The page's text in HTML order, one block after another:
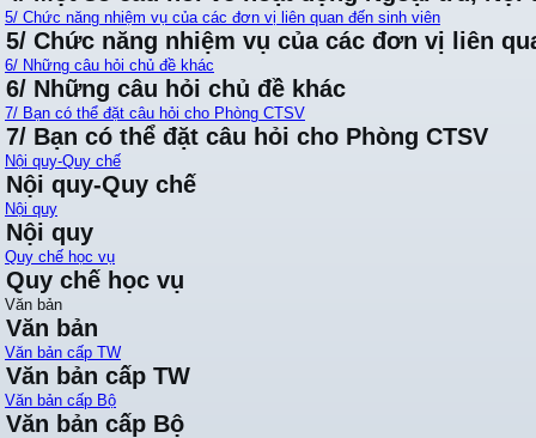
5/ Chức năng nhiệm vụ của các đơn vị liên quan đến sinh viên
5/ Chức năng nhiệm vụ của các đơn vị liên
6/ Những câu hỏi chủ đề khác
6/ Những câu hỏi chủ đề khác
7/ Bạn có thể đặt câu hỏi cho Phòng CTSV
7/ Bạn có thể đặt câu hỏi cho Phòng CTSV
Nội quy-Quy chế
Nội quy-Quy chế
Nội quy
Nội quy
Quy chế học vụ
Quy chế học vụ
Văn bản
Văn bản
Văn bản cấp TW
Văn bản cấp TW
Văn bản cấp Bộ
Văn bản cấp Bộ